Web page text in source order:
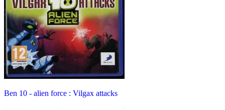
Ben 10 - alien force : Vilgax attacks